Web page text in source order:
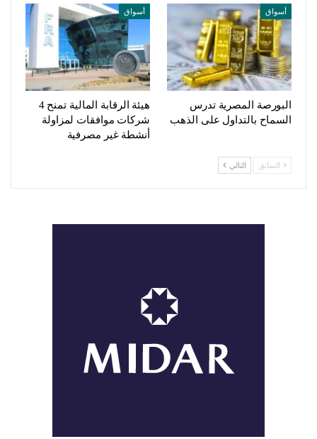
أسواق
البورصة المصرية تدرس
السماح بالتداول على الذهب
أسواق
هيئة الرقابة المالية تمنح 4
شركات موافقات لمزاولة
أنشطة غير مصرفية
السابق التالي